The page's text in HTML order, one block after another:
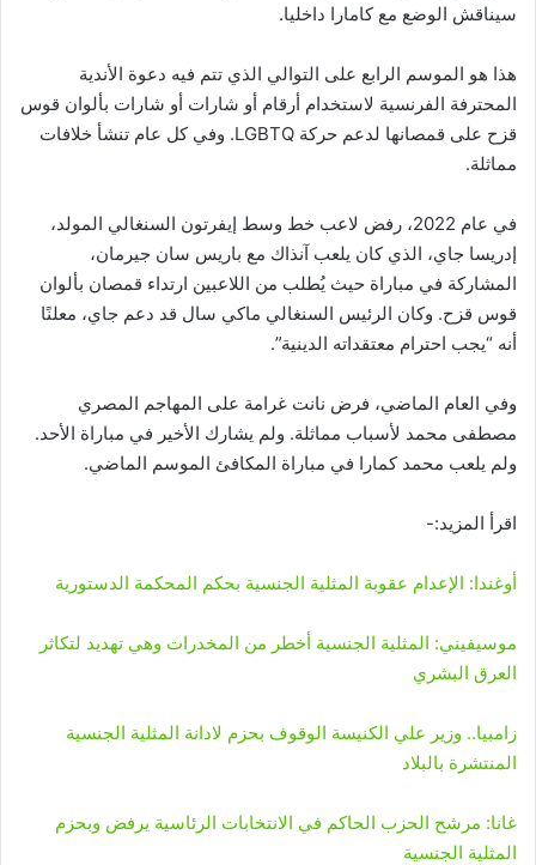
سيناقش الوضع مع كامارا داخليا.
هذا هو الموسم الرابع على التوالي الذي تتم فيه دعوة الأندية
المحترفة الفرنسية لاستخدام أرقام أو شارات أو شارات بألوان قوس
قزح على قمصانها لدعم حركة LGBTQ. وفي كل عام تنشأ خلافات
مماثلة.
في عام 2022، رفض لاعب خط وسط إيفرتون السنغالي المولد،
إدريسا جاي، الذي كان يلعب آنذاك مع باريس سان جيرمان،
المشاركة في مباراة حيث يُطلب من اللاعبين ارتداء قمصان بألوان
قوس قزح. وكان الرئيس السنغالي ماكي سال قد دعم جاي، معلنًا
أنه “يجب احترام معتقداته الدينية”.
وفي العام الماضي، فرض نانت غرامة على المهاجم المصري
مصطفى محمد لأسباب مماثلة. ولم يشارك الأخير في مباراة الأحد.
ولم يلعب محمد كمارا في مباراة المكافئ الموسم الماضي.
اقرأ المزيد:-
أوغندا: الإعدام عقوبة المثلية الجنسية بحكم المحكمة الدستورية
موسيفيني: المثلية الجنسية أخطر من المخدرات وهي تهديد لتكاثر
العرق البشري
زامبيا.. وزير علي الكنيسة الوقوف بحزم لادانة المثلية الجنسية
المنتشرة بالبلاد
غانا: مرشح الحزب الحاكم في الانتخابات الرئاسية يرفض وبحزم
المثلية الجنسية